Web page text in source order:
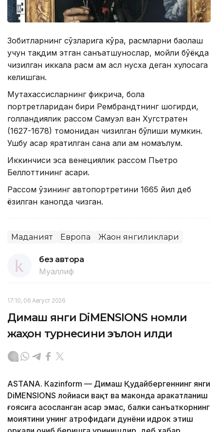
Зобитларнинг сўзларига кўра, расмларни баҳолаш
учун тақдим этган санъатшунослар, мойли бўёқда
чизилган иккала расм ҳам асл нусха деган хулосага
келишган.
Мутахассисларнинг фикрича, бола
портретларидан бири Рембрандтнинг шогирди,
голландиялик рассом Самуэл ван Хугстратен
(1627-1678) томонидан чизилган бўлиши мумкин.
Ушбу асар яратилган сана ҳали ҳам номаълум.
Иккинчиси эса венециялик рассом Пьетро
Беллоттининг асари.
Рассом ўзининг автопортретини 1665 йил деб
ёзилган канопда чизган.
Маданият Европа Жаҳон янгиликлари
без автора
Муаллиф
17:10, 06 Август 2026
Димаш янги DiMENSIONS номли
жаҳон турнесини эълон қилди
ASTANА. Кazinform — Димаш Қудайбергеннинг янги
DiMENSIONS лойиҳаси вақт ва маконда ҳаракатланиш
ғоясига асосланган асар эмас, балки санъаткорнинг
моҳиятини унинг атрофидаги дунёни идрок этиш